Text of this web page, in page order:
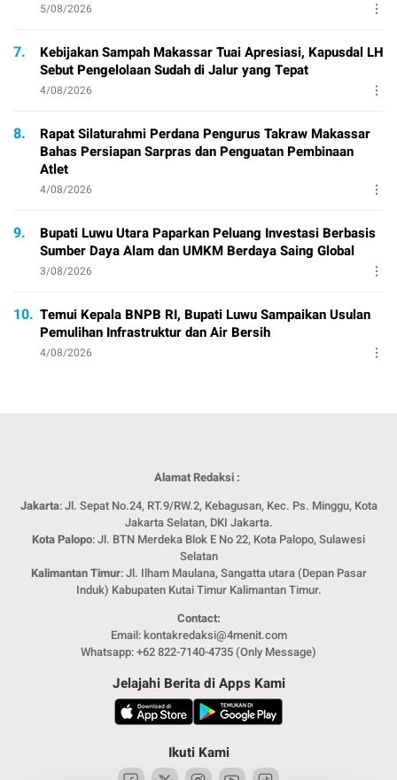
5/08/2026
7.
Kebijakan Sampah Makassar Tuai Apresiasi, Kapusdal LH
Sebut Pengelolaan Sudah di Jalur yang Tepat
4/08/2026
8.
Rapat Silaturahmi Perdana Pengurus Takraw Makassar
Bahas Persiapan Sarpras dan Penguatan Pembinaan
Atlet
4/08/2026
9.
Bupati Luwu Utara Paparkan Peluang Investasi Berbasis
Sumber Daya Alam dan UMKM Berdaya Saing Global
3/08/2026
10. Temui Kepala BNPB RI, Bupati Luwu Sampaikan Usulan
Pemulihan Infrastruktur dan Air Bersih
4/08/2026
Alamat Redaksi :
Jakarta: Jl. Sepat No.24, RT.9/RW.2, Kebagusan, Kec. Ps. Minggu, Kota
Jakarta Selatan, DKI Jakarta.
Kota Palopo: Jl. BTN Merdeka Blok E No 22, Kota Palopo, Sulawesi
Selatan
Kalimantan Timur: Jl. Ilham Maulana, Sangatta utara (Depan Pasar
Induk) Kabupaten Kutai Timur Kalimantan Timur.
Contact:
Email: kontakredaksi@4menit.com
Whatsapp: +62 822-7140-4735 (Only Message)
Jelajahi Berita di Apps Kami
Ikuti Kami